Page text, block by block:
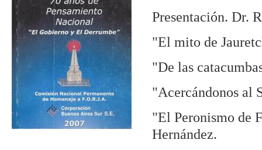
Presentación. Dr.
"El mito de
"De las
"Acercándonos al
"El Peronismo de
Hernández.